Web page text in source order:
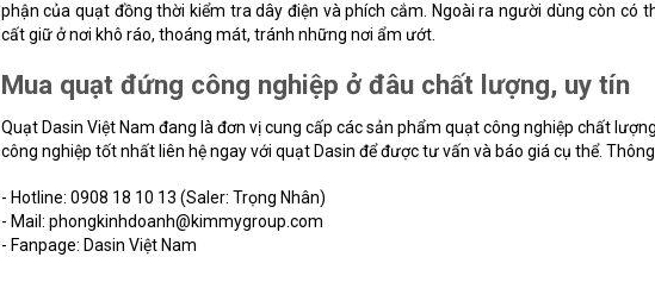
phận của quạt đồng thời kiểm tra dây điện và phích cắm. Ngoài ra người dùng còn có
cất giữ ở nơi khô ráo, thoáng mát, tránh những nơi ẩm ướt.
Mua quạt đứng công nghiệp ở đâu chất lượng, uy tín
Quạt Dasin Việt Nam đang là đơn vị cung cấp các sản phẩm quạt công nghiệp chất
công nghiệp tốt nhất liên hệ ngay với quạt Dasin để được tư vấn và báo giá cụ thể.
- Hotline: 0908 18 10 13 (Saler: Trọng Nhân)
- Mail: phongkinhdoanh@kimmygroup.com
- Fanpage: Dasin Việt Nam